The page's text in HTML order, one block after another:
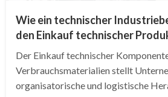
Wie ein technischer
den Einkauf technischer
Der Einkauf technischer
Verbrauchsmaterialien stellt
organisatorische und logistische